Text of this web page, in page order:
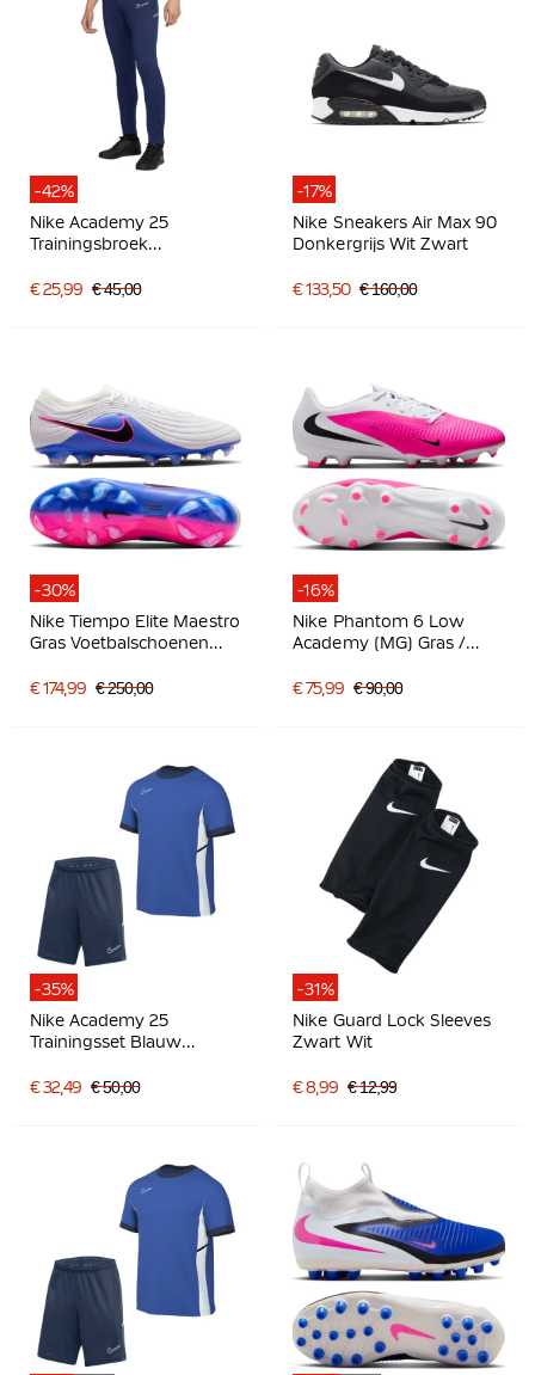
-42%
Nike Academy 25
Trainingsbroek
€ 25,99 € 45,00
-17%
Nike Sneakers Air Max 90
Donkergrijs Wit Zwart
€ 133,50 € 160,00
-30%
Nike Tiempo Elite Maestro
Gras Voetbalschoenen
€ 174,99 € 250,00
-16%
Nike Phantom 6 Low
Academy (MG) Gras /
Voetbalschoenen Wit
€ 75,99 € 90,00
-35%
Nike Academy 25
Trainingsset Blauw
€ 32,49 € 50,00
-31%
Nike Guard Lock Sleeves
Zwart Wit
€ 8,99 € 12,99